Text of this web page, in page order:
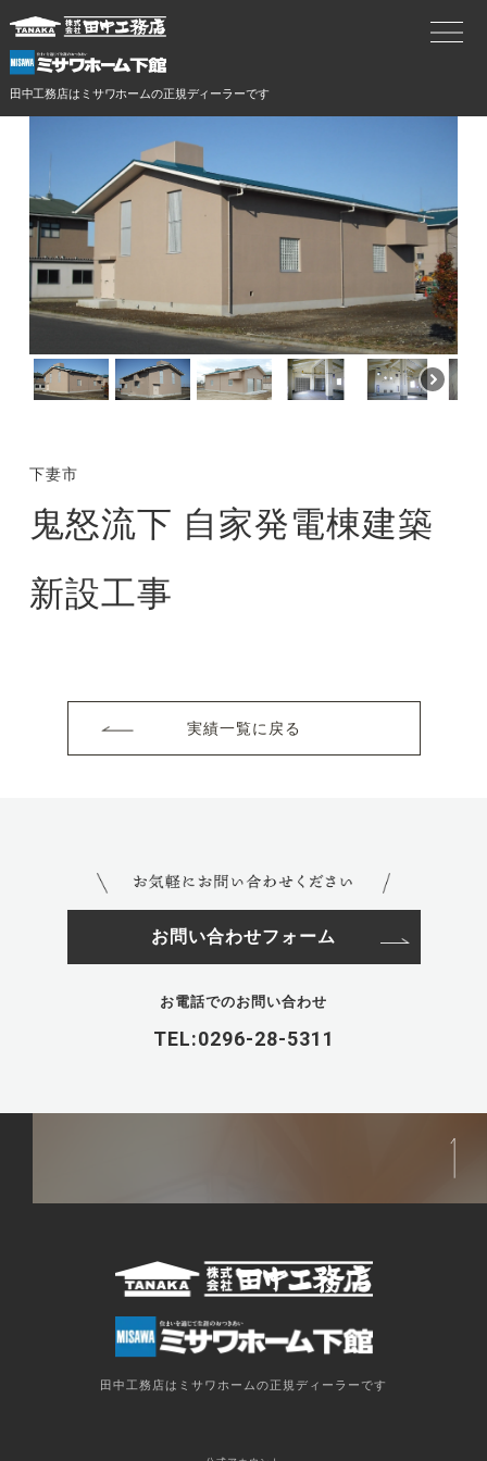
田中工務店はミサワホームの正規ディーラーです
下妻市
鬼怒流下 自家発電棟建築
新設工事
実績一覧に戻る
お問い合わせフォーム
お電話でのお問い合わせ
TEL:0296-28-5311
田中工務店はミサワホームの正規ディーラーです